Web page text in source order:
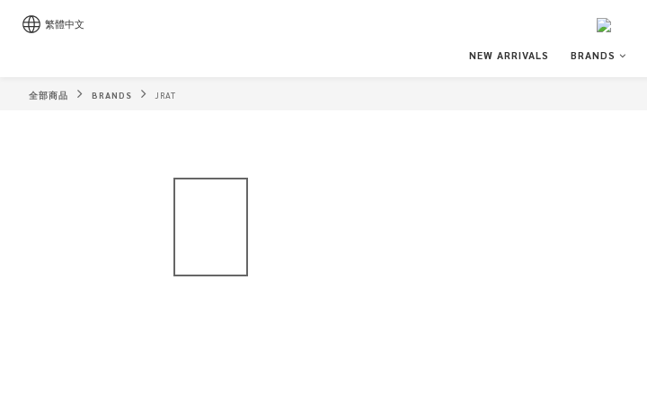
繁體中文
NEW ARRIVALS BRANDS
全部商品 BRANDS JRAT